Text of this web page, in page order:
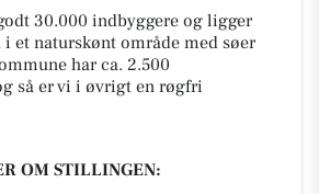
30.000 indbyggere og ligger
et naturskønt område med søer
har ca. 2.500
så er vi i øvrigt en røgfri
OM STILLINGEN: